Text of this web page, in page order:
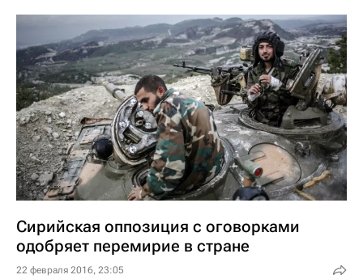
Сирийская оппозиция с оговорками
одобряет перемирие в стране
22 февраля 2016, 23:05